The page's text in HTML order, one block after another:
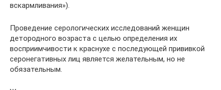
вскармливания»).
Проведение серологических исследований женщин
детородного возраста с целью определения их
восприимчивости к краснухе с последующей прививкой
серонегативных лиц является желательным, но не
обязательным.